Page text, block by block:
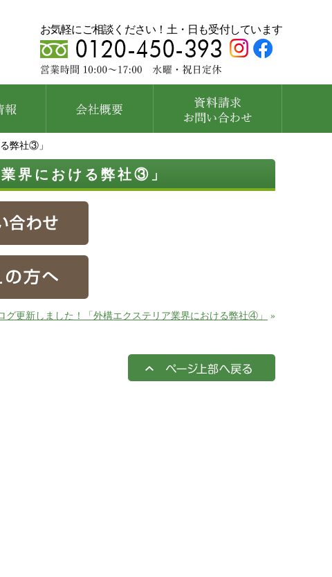
お気軽にご相談ください！土・日も受付しています
弊社③」
界における弊社③」
グ更新しました！「外構エクステリア業界における弊社④」 »